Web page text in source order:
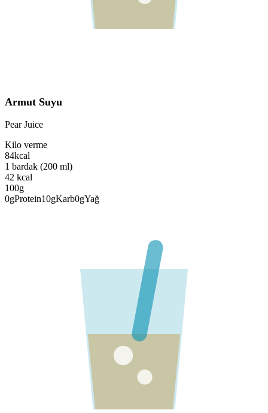
Armut Suyu
Pear Juice
Kilo verme
84kcal
1 bardak (200 ml)
42 kcal
100g
0gProtein10gKarb0gYağ